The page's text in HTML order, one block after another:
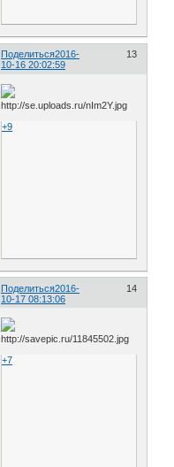
Поделиться 13
2016-
10-16 20:02:59
+9
Поделиться 14
2016-
10-17 08:13:06
+7